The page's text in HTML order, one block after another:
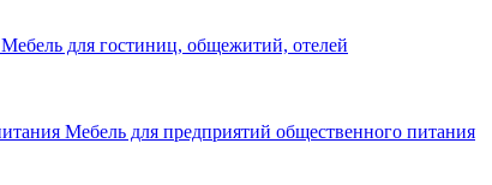
Мебель для гостиниц, общежитий, отелей
Мебель для предприятий общественного питания